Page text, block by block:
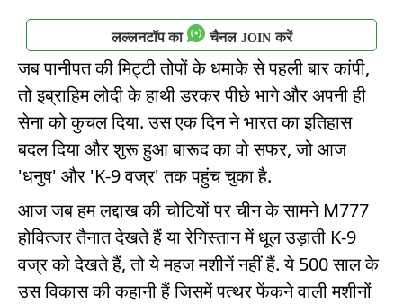
लल्लनटॉप का चैनल JOIN करें
जब पानीपत की मिट्टी तोपों के धमाके से पहली बार कांपी,
तो इब्राहिम लोदी के हाथी डरकर पीछे भागे और अपनी ही
सेना को कुचल दिया. उस एक दिन ने भारत का इतिहास
बदल दिया और शुरू हुआ बारूद का वो सफर, जो आज
'धनुष' और 'K-9 वज्र' तक पहुंच चुका है.
आज जब हम लद्दाख की चोटियों पर चीन के सामने M777
होवित्जर तैनात देखते हैं या रेगिस्तान में धूल उड़ाती K-9
वज्र को देखते हैं, तो ये महज मशीनें नहीं हैं. ये 500 साल के
उस विकास की कहानी हैं जिसमें पत्थर फेंकने वाली मशीनों